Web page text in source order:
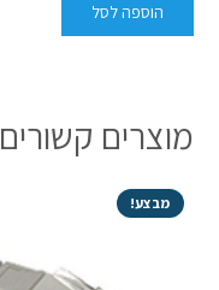
הוספה לסל
מוצרים קשורים
מבצע!